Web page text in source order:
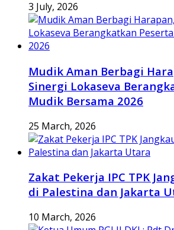
3 July, 2026
Mudik Aman Berbagi
Sinergi Lokaseva
Mudik Bersama 2026
25 March, 2026
Zakat Pekerja IPC TPK
di Palestina dan Jakarta
10 March, 2026